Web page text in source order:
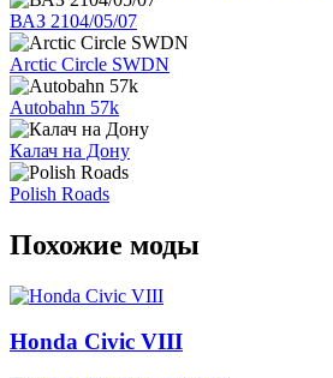
ВАЗ 2104/05/07
Arctic Circle SWDN
Autobahn 57k
Калач на Дону
Polish Roads
Похожие моды
Honda Civic VIII